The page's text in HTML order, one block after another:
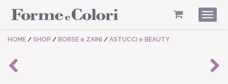
HOME / SHOP / BORSE e ZAINI / ASTUCCI e BEAUTY